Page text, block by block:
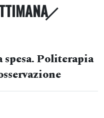
spesa. Politerapia